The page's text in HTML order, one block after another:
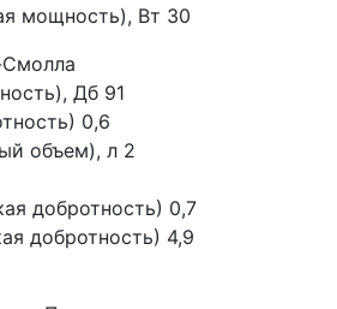
мощность), Вт 30
Дб 91
0,6
объем), л 2
добротность) 0,7
добротность) 4,9